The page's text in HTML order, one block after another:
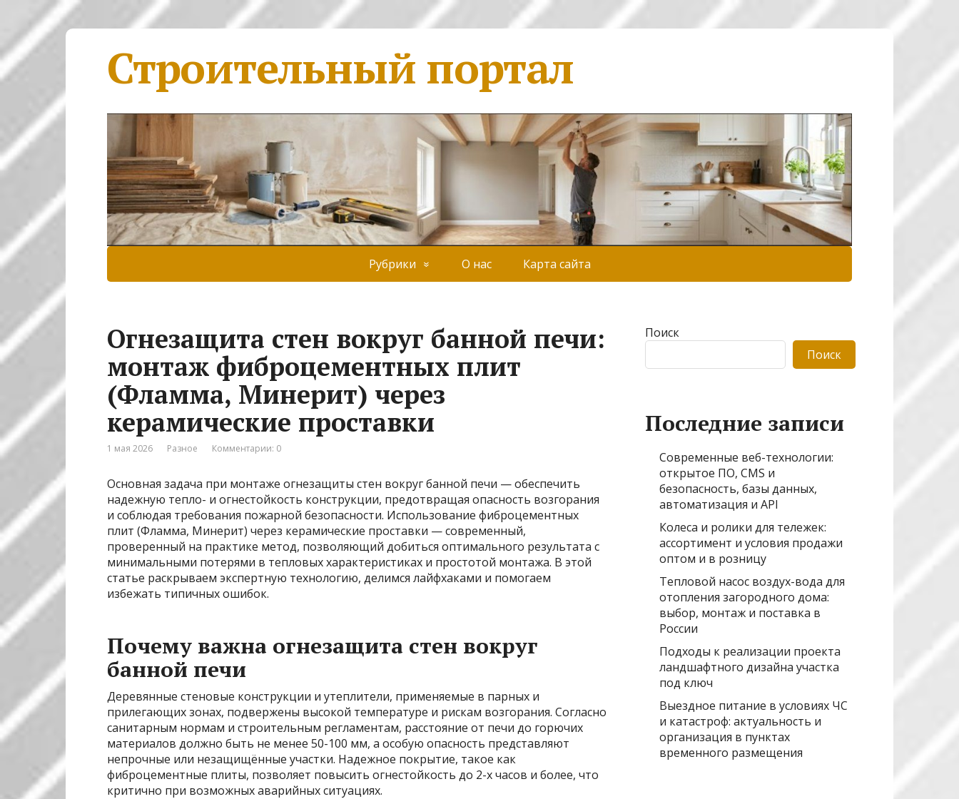
Строительный портал
Рубрики О нас Карта сайта
Огнезащита стен вокруг банной печи:
монтаж фиброцементных плит
(Фламма, Минерит) через
керамические проставки
1 мая 2026 Разное Комментарии: 0
Основная задача при монтаже огнезащиты стен вокруг банной печи — обеспечить
надежную тепло- и огнестойкость конструкции, предотвращая опасность возгорания
и соблюдая требования пожарной безопасности. Использование фиброцементных
плит (Фламма, Минерит) через керамические проставки — современный,
проверенный на практике метод, позволяющий добиться оптимального результата с
минимальными потерями в тепловых характеристиках и простотой монтажа. В этой
статье раскрываем экспертную технологию, делимся лайфхаками и помогаем
избежать типичных ошибок.
Почему важна огнезащита стен вокруг
банной печи
Деревянные стеновые конструкции и утеплители, применяемые в парных и
прилегающих зонах, подвержены высокой температуре и рискам возгорания. Согласно
санитарным нормам и строительным регламентам, расстояние от печи до горючих
материалов должно быть не менее 50-100 мм, а особую опасность представляют
непрочные или незащищённые участки. Надежное покрытие, такое как
фиброцементные плиты, позволяет повысить огнестойкость до 2-х часов и более, что
критично при возможных аварийных ситуациях.
Поиск
Поиск
Последние записи
Современные веб-технологии:
открытое ПО, CMS и
безопасность, базы данных,
автоматизация и API
Колеса и ролики для тележек:
ассортимент и условия продажи
оптом и в розницу
Тепловой насос воздух-вода для
отопления загородного дома:
выбор, монтаж и поставка в
России
Подходы к реализации проекта
ландшафтного дизайна участка
под ключ
Выездное питание в условиях ЧС
и катастроф: актуальность и
организация в пунктах
временного размещения